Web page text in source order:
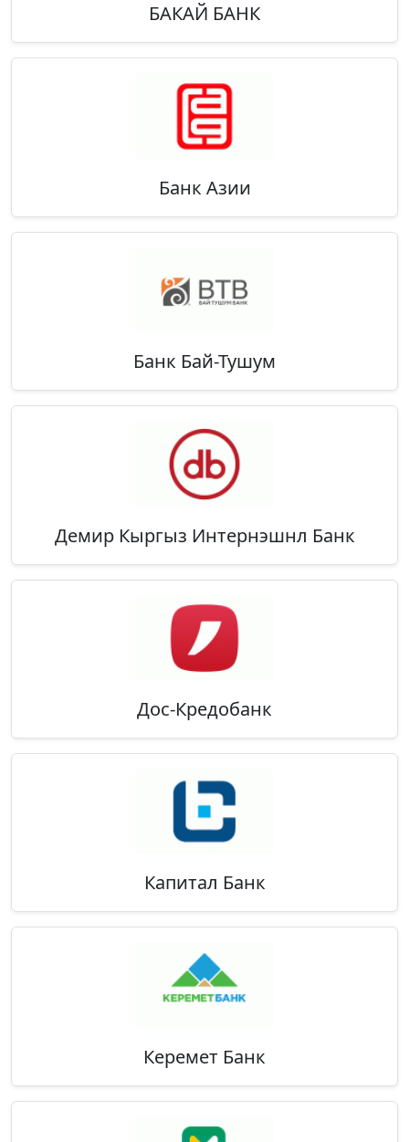
БАКАЙ БАНК
Банк Азии
Банк Бай-Тушум
Демир Кыргыз Интернэшнл Банк
Дос-Кредобанк
Капитал Банк
Керемет Банк